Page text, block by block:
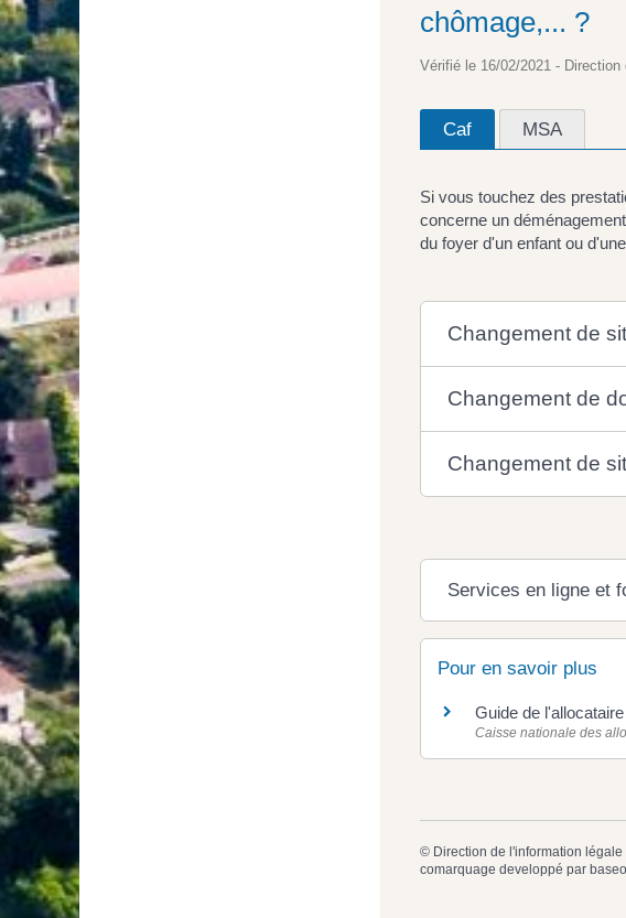
chômage,... ?
Vérifié le 16/02/2021 -
Caf MSA
Si vous touchez des
concerne un
du foyer d'un enfant ou
Changement de
Changement de
Changement de
Services en ligne et
Pour en savoir plus
Guide de
Caisse nationale des
© Direction de l'information légale
comarquage developpé par